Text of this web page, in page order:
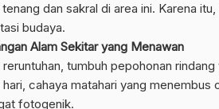
dan sakral di area ini. Karena
budaya.
Alam Sekitar yang Menawan
tumbuh pepohonan
cahaya matahari yang
fotogenik.